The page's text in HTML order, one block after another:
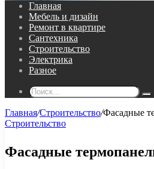
Главная
Мебель и дизайн
Ремонт в квартире
Сантехника
Строительство
Электрика
Разное
Главная/Строительство/Фасадные
Строительство
Фасадные